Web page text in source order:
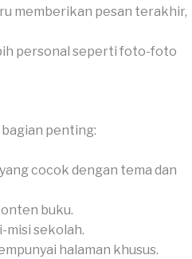
memberikan pesan terakhir,
personal seperti foto-foto
penting:
cocok dengan tema dan
buku.
misi sekolah.
halaman khusus.